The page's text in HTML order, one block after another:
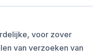
voor zover
van verzoeken van